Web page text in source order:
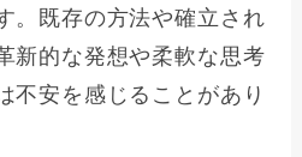
。既存の方法や確立され
新的な発想や柔軟な思考
不安を感じることがあり